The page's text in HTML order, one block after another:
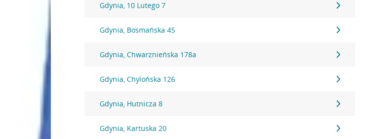
Gdynia, 10 Lutego 7
Gdynia, Bosmańska 45
Gdynia, Chwarznieńska 178a
Gdynia, Chylońska 126
Gdynia, Hutnicza 8
Gdynia, Kartuska 20